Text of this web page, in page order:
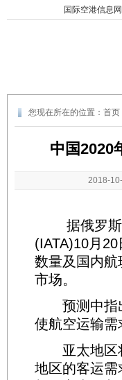
国际空港信息网
您现在所在的位置： 首页
中国2020
2018-
据俄罗斯卫
(IATA)10月
数量及国内
市场。
预测中指出
使航空运输需
亚太地区将
地区的客运